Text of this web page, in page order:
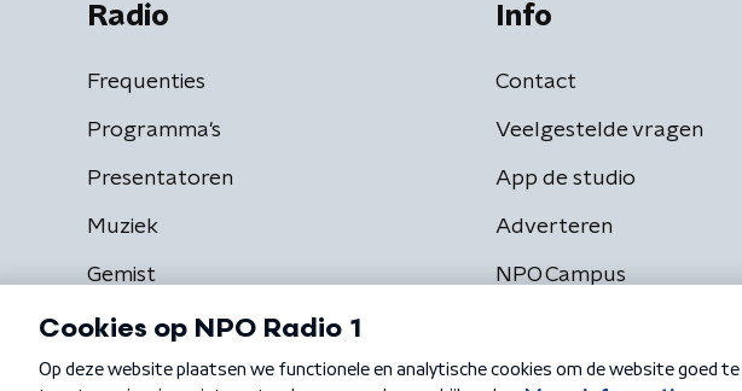
Radio
Frequenties
Programma's
Presentatoren
Muziek
Gemist
Info
Contact
Veelgestelde vragen
App de studio
Adverteren
NPO Campus